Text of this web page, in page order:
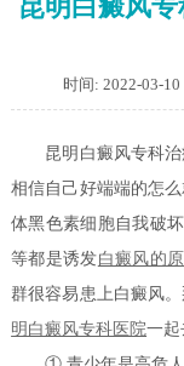
昆明白癜风
时间: 2022-03-10
昆明白癜风专科治
相信自己好端端的怎
体黑色素细胞自我破
等都是诱发白癜风的
群很容易患上白癜风
明白癜风专科医院一起